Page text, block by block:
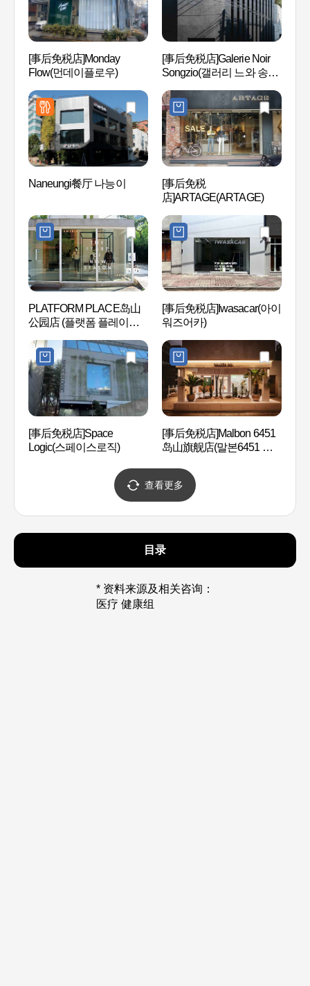
[事后免税店]Monday
Flow(먼데이플로우)
[事后免税店]Galerie Noir
Songzio(갤러리 느와 송지
Naneungi餐厅 나능이
[事后免税
店]ARTAGE(ARTAGE)
PLATFORM PLACE岛山
公园店 (플랫폼 플레이스
[事后免税店]Iwasacar(아이
워즈어카)
[事后免税店]Space
Logic(스페이스로직)
[事后免税店]Malbon 6451
岛山旗舰店(말본6451 도
查看更多
目录
* 资料来源及相关咨询：
医疗 健康组